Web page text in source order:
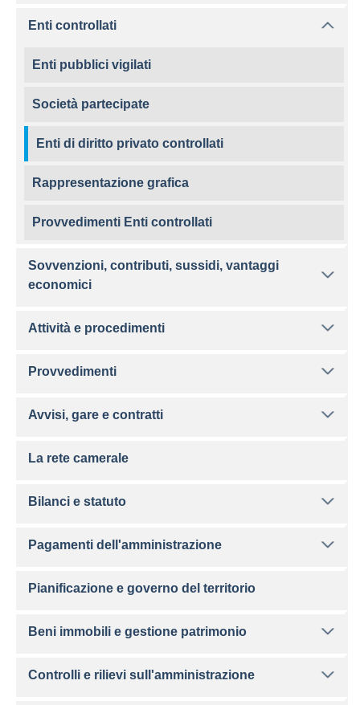
Enti controllati
Enti pubblici vigilati
Società partecipate
Enti di diritto privato controllati
Rappresentazione grafica
Provvedimenti Enti controllati
Sovvenzioni, contributi, sussidi, vantaggi
economici
Attività e procedimenti
Provvedimenti
Avvisi, gare e contratti
La rete camerale
Bilanci e statuto
Pagamenti dell'amministrazione
Pianificazione e governo del territorio
Beni immobili e gestione patrimonio
Controlli e rilievi sull'amministrazione